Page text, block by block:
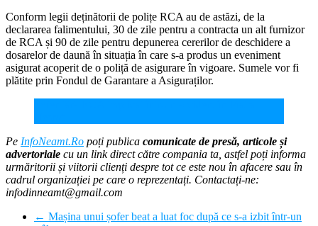
Conform legii deținătorii de polițe RCA au de astăzi, de la
declararea falimentului, 30 de zile pentru a contracta un alt furnizor
de RCA și 90 de zile pentru depunerea cererilor de deschidere a
dosarelor de daună în situația în care s-a produs un eveniment
asigurat acoperit de o poliță de asigurare în vigoare. Sumele vor fi
plătite prin Fondul de Garantare a Asiguraților.
Pe InfoNeamt.Ro poți publica comunicate de presă, articole și
advertoriale cu un link direct către compania ta, astfel poți informa
urmăritorii și viitorii clienți despre tot ce este nou în afacere sau în
cadrul organizației pe care o reprezentați. Contactați-ne:
infodinneamt@gmail.com
← Mașina unui șofer beat a luat foc după ce s-a izbit într-un